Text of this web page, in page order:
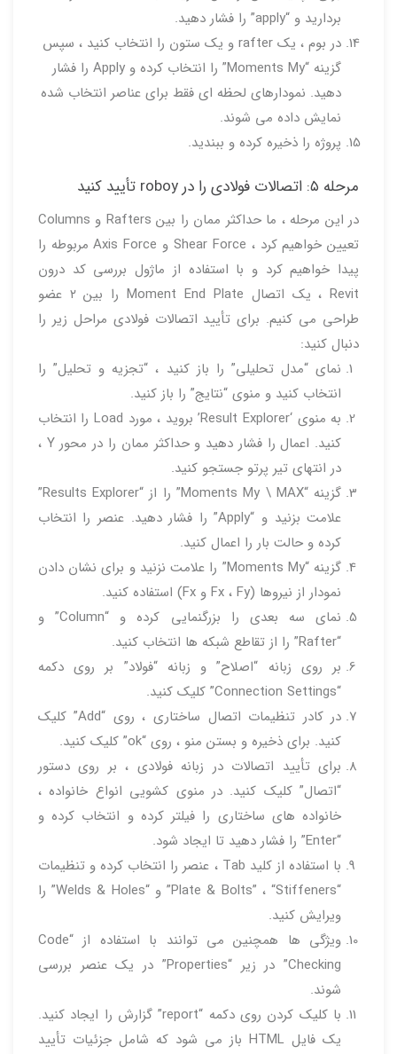
بردارید و “apply” را فشار دهید.
در بوم ، یک rafter و یک ستون را انتخاب کنید ، سپس
گزینه “Moments My” را انتخاب کرده و Apply را فشار
دهید. نمودارهای لحظه ای فقط برای عناصر انتخاب شده
نمایش داده می شوند.
پروژه را ذخیره کرده و ببندید.
مرحله ۵: اتصالات فولادی را در roboy تأیید کنید
در این مرحله ، ما حداکثر ممان را بین Rafters و Columns
تعیین خواهیم کرد ، Shear Force و Axis Force مربوطه را
پیدا خواهیم کرد و با استفاده از ماژول بررسی کد درون
Revit ، یک اتصال Moment End Plate را بین ۲ عضو
طراحی می کنیم. برای تأیید اتصالات فولادی مراحل زیر را
دنبال کنید:
نمای “مدل تحلیلی” را باز کنید ، “تجزیه و تحلیل” را
انتخاب کنید و منوی “نتایج” را باز کنید.
به منوی ‘Result Explorer’ بروید ، مورد Load را انتخاب
کنید. اعمال را فشار دهید و حداکثر ممان را در محور Y ،
در انتهای تیر پرتو جستجو کنید.
گزینه “Moments My \ MAX” را از “Results Explorer”
علامت بزنید و “Apply” را فشار دهید. عنصر را انتخاب
کرده و حالت بار را اعمال کنید.
گزینه “Moments My” را علامت نزنید و برای نشان دادن
نمودار از نیروها (Fx ، Fy و Fx) استفاده کنید.
نمای سه بعدی را بزرگنمایی کرده و “Column” و
“Rafter” را از تقاطع شبکه ها انتخاب کنید.
بر روی زبانه “اصلاح” و زبانه “فولاد” بر روی دکمه
“Connection Settings” کلیک کنید.
در کادر تنظیمات اتصال ساختاری ، روی “Add” کلیک
کنید. برای ذخیره و بستن منو ، روی “ok” کلیک کنید.
برای تأیید اتصالات در زبانه فولادی ، بر روی دستور
“اتصال” کلیک کنید. در منوی کشویی انواع خانواده ،
خانواده های ساختاری را فیلتر کرده و انتخاب کرده و
“Enter” را فشار دهید تا ایجاد شود.
با استفاده از کلید Tab ، عنصر را انتخاب کرده و تنظیمات
“Plate & Bolts” ، “Stiffeners” و “Welds & Holes” را
ویرایش کنید.
ویژگی ها همچنین می توانند با استفاده از “Code
Checking” در زیر “Properties” در یک عنصر بررسی
شوند.
با کلیک کردن روی دکمه “report” گزارش را ایجاد کنید.
یک فایل HTML باز می شود که شامل جزئیات تأیید